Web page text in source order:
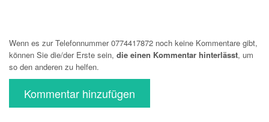
Wenn es zur Telefonnummer 0774417872 noch keine Kommentare gibt,
können Sie die/der Erste sein, die einen Kommentar hinterlässt, um
so den anderen zu helfen.
Kommentar hinzufügen